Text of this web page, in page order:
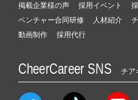
掲載企業様の声 採用イベント
ベンチャー合同研修
人材紹介
動画制作
採用代行
CheerCareer SNS チア